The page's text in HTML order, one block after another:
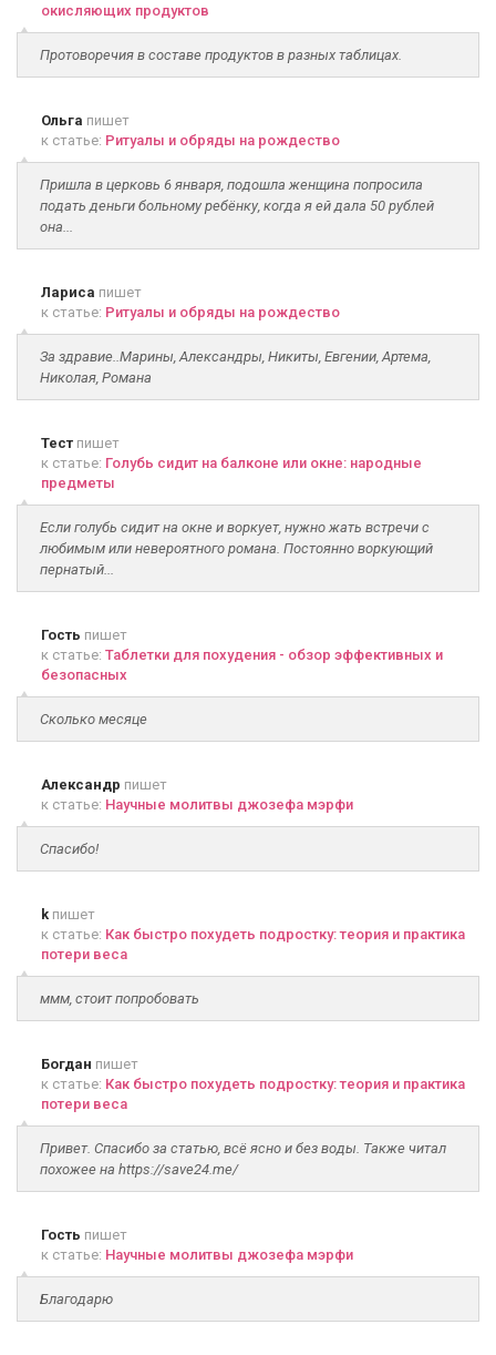
окисляющих продуктов
Протоворечия в составе продуктов в разных таблицах.
Ольга пишет
к статье: Ритуалы и обряды на рождество
Пришла в церковь 6 января, подошла женщина попросила
подать деньги больному ребёнку, когда я ей дала 50 рублей
она...
Лариса пишет
к статье: Ритуалы и обряды на рождество
За здравие..Марины, Александры, Никиты, Евгении, Артема,
Николая, Романа
Тест пишет
к статье: Голубь сидит на балконе или окне: народные
предметы
Если голубь сидит на окне и воркует, нужно жать встречи с
любимым или невероятного романа. Постоянно воркующий
пернатый...
Гость пишет
к статье: Таблетки для похудения - обзор эффективных и
безопасных
Сколько месяце
Александр пишет
к статье: Научные молитвы джозефа мэрфи
Спасибо!
k пишет
к статье: Как быстро похудеть подростку: теория и практика
потери веса
ммм, стоит попробовать
Богдан пишет
к статье: Как быстро похудеть подростку: теория и практика
потери веса
Привет. Спасибо за статью, всё ясно и без воды. Также читал
похожее на https://save24.me/
Гость пишет
к статье: Научные молитвы джозефа мэрфи
Благодарю